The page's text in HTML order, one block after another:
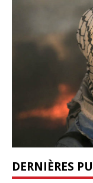
DERNIÈRES